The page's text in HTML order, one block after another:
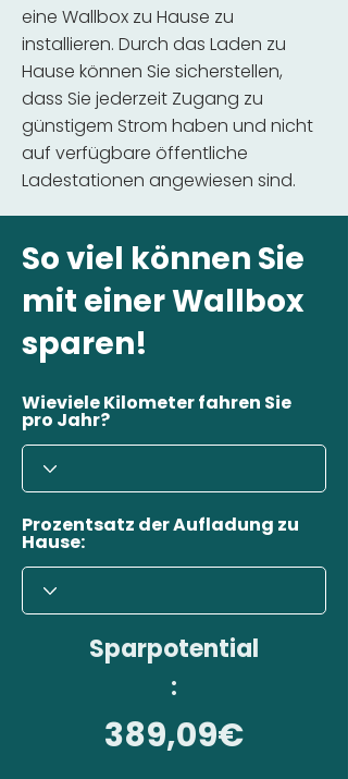
eine Wallbox zu Hause zu
installieren. Durch das Laden zu
Hause können Sie sicherstellen,
dass Sie jederzeit Zugang zu
günstigem Strom haben und nicht
auf verfügbare öffentliche
Ladestationen angewiesen sind.
So viel können Sie
mit einer Wallbox
sparen!
Wieviele Kilometer fahren Sie
pro Jahr?
Prozentsatz der Aufladung zu
Hause:
Sparpotential
:
389,09€